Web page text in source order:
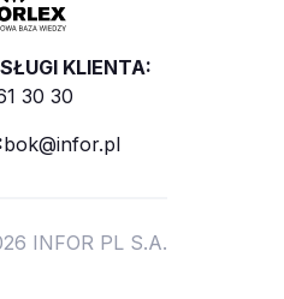
KLIENTA:
30 30
bok@infor.pl
INFOR PL S.A.